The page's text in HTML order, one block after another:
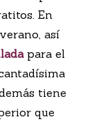
En
así
para el
tiene
que